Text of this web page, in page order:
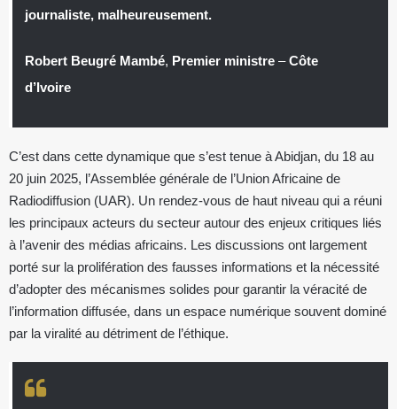
journaliste, malheureusement.
Robert Beugré Mambé, Premier ministre–Côte
d’Ivoire
C’est dans cette dynamique que s’est tenue à Abidjan, du 18 au
20 juin 2025, l’Assemblée générale de l’Union Africaine de
Radiodiffusion (UAR). Un rendez-vous de haut niveau qui a réuni
les principaux acteurs du secteur autour des enjeux critiques liés
à l’avenir des médias africains. Les discussions ont largement
porté sur la prolifération des fausses informations et la nécessité
d’adopter des mécanismes solides pour garantir la véracité de
l’information diffusée, dans un espace numérique souvent dominé
par la viralité au détriment de l’éthique.